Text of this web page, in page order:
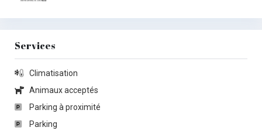
Services
Climatisation
Animaux acceptés
Parking à proximité
Parking